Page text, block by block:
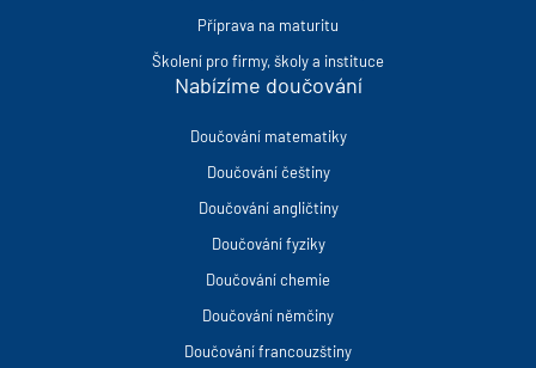
Příprava na maturitu
Školení pro firmy, školy a instituce
Nabízíme doučování
Doučování matematiky
Doučování češtiny
Doučování angličtiny
Doučování fyziky
Doučování chemie
Doučování němčiny
Doučování francouzštiny